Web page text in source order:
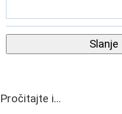
Pročitajte i...